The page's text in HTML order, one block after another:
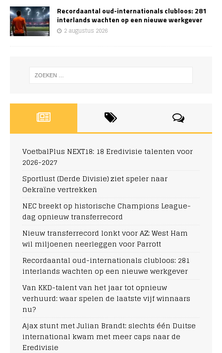
Recordaantal oud-internationals clubloos: 281
interlands wachten op een nieuwe werkgever
2 augustus 2026
VoetbalPlus NEXT18: 18 Eredivisie talenten voor
2026-2027
Sportlust (Derde Divisie) ziet speler naar
Oekraïne vertrekken
NEC breekt op historische Champions League-
dag opnieuw transferrecord
Nieuw transferrecord lonkt voor AZ: West Ham
wil miljoenen neerleggen voor Parrott
Recordaantal oud-internationals clubloos: 281
interlands wachten op een nieuwe werkgever
Van KKD-talent van het jaar tot opnieuw
verhuurd: waar spelen de laatste vijf winnaars
nu?
Ajax stunt met Julian Brandt: slechts één Duitse
international kwam met meer caps naar de
Eredivisie